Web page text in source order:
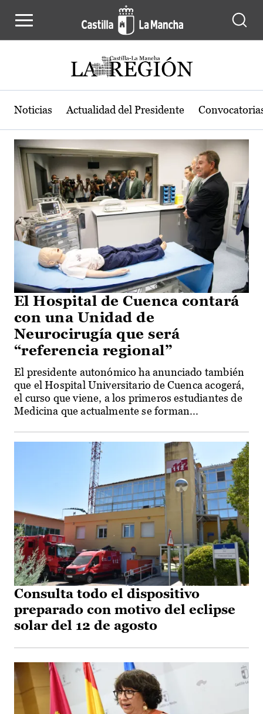
Actualidad de la región de Castilla-
Noticias Actualidad del Presidente
El Hospital de Cuenca contará
con una Unidad de
Neurocirugía que será
“referencia regional”
El presidente autonómico ha anunciado también
que el Hospital Universitario de Cuenca acogerá,
el curso que viene, a los primeros estudiantes de
Medicina que actualmente se forman...
Consulta todo el dispositivo
preparado con motivo del eclipse
solar del 12 de agosto